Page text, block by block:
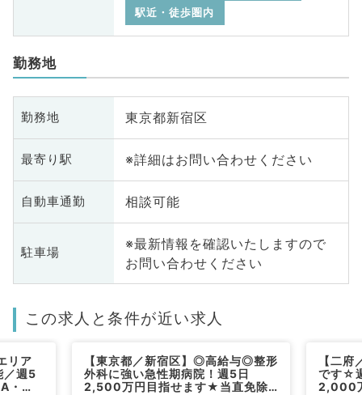
駅近・徒歩圏内
勤務地
勤務地 東京都新宿区
最寄り駅 ※詳細はお問い合わせください
自動車通勤 相談可能
駐車場
※最新情報を確認いたしますので
お問い合わせください
この求人と条件が近い求人
リア
／週5
・
【東京都／新宿区】◎高給与◎整形
外科に強い急性期病院！週5日
2,500万円目指せます★当直免除
【二
です☆
2,000